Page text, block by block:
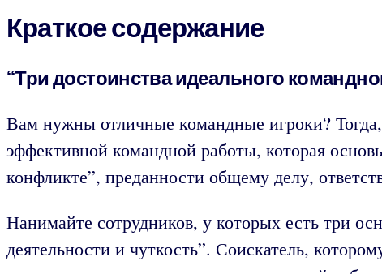
Краткое содержание
“Три достоинства идеального
Вам нужны отличные командные игроки?
эффективной командной работы, которая
конфликте”, преданности общему делу,
Нанимайте сотрудников, у которых есть три
деятельности и чуткость”. Соискатель,